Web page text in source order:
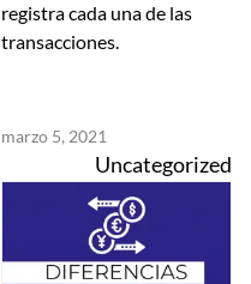
registra cada una de las
transacciones.
marzo 5, 2021
Uncategorized